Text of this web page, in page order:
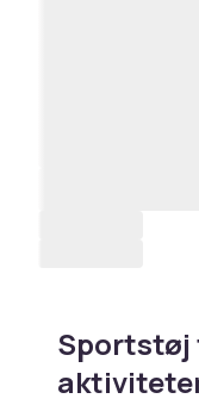
Sportstøj